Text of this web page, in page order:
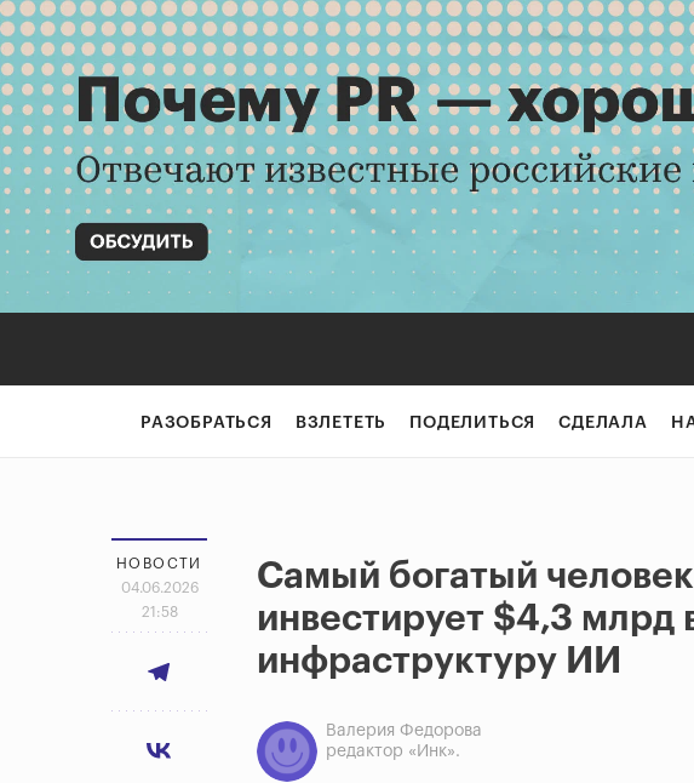
РАЗОБРАТЬСЯ ВЗЛЕТЕТЬ ПОДЕЛИТЬСЯ СДЕЛАЛА
НОВОСТИ
04.06.2026
21:58
Самый богатый
инвестирует $4,3 млрд
инфраструктуру ИИ
Валерия Федорова
редактор «Инк».